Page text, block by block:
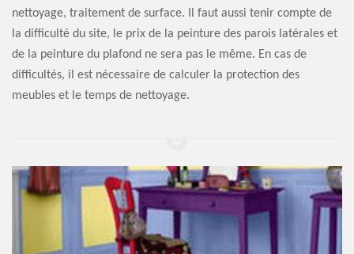
nettoyage, traitement de surface. Il faut aussi tenir compte de
la difficulté du site, le prix de la peinture des parois latérales et
de la peinture du plafond ne sera pas le même. En cas de
difficultés, il est nécessaire de calculer la protection des
meubles et le temps de nettoyage.